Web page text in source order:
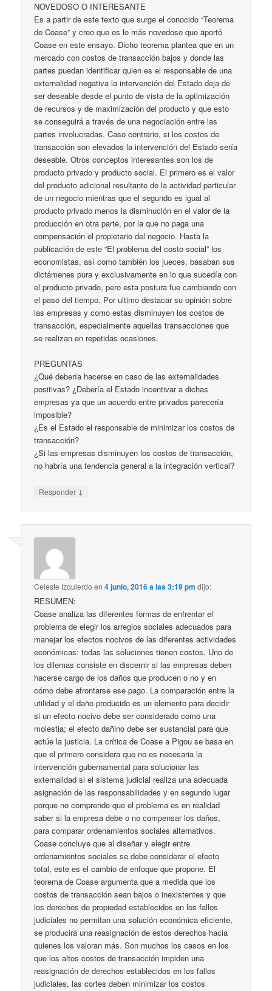
NOVEDOSO O INTERESANTE
Es a partir de este texto que surge el conocido “Teorema
de Coase” y creo que es lo más novedoso que aportó
Coase en este ensayo. Dicho teorema plantea que en un
mercado con costos de transacción bajos y donde las
partes puedan identificar quien es el responsable de una
externalidad negativa la intervención del Estado deja de
ser deseable desde el punto de vista de la optimización
de recursos y de maximización del producto y que esto
se conseguirá a través de una negociación entre las
partes involucradas. Caso contrario, si los costos de
transacción son elevados la intervención del Estado sería
deseable. Otros conceptos interesantes son los de
producto privado y producto social. El primero es el valor
del producto adicional resultante de la actividad particular
de un negocio mientras que el segundo es igual al
producto privado menos la disminución en el valor de la
producción en otra parte, por la que no paga una
compensación el propietario del negocio. Hasta la
publicación de este “El problema del costo social” los
economistas, así como también los jueces, basaban sus
dictámenes pura y exclusivamente en lo que sucedía con
el producto privado, pero esta postura fue cambiando con
el paso del tiempo. Por ultimo destacar su opinión sobre
las empresas y como estas disminuyen los costos de
transacción, especialmente aquellas transacciones que
se realizan en repetidas ocasiones.
PREGUNTAS
¿Qué debería hacerse en caso de las externalidades
positivas? ¿Debería el Estado incentivar a dichas
empresas ya que un acuerdo entre privados parecería
imposible?
¿Es el Estado el responsable de minimizar los costos de
transacción?
¿Si las empresas disminuyen los costos de transacción,
no habría una tendencia general a la integración vertical?
Responder ↓
Celeste Izquierdo en4 junio, 2016 a las 3:19 pm dijo:
RESUMEN:
Coase analiza las diferentes formas de enfrentar el
problema de elegir los arreglos sociales adecuados para
manejar los efectos nocivos de las diferentes actividades
económicas: todas las soluciones tienen costos. Uno de
los dilemas consiste en discernir si las empresas deben
hacerse cargo de los daños que producen o no y en
cómo debe afrontarse ese pago. La comparación entre la
utilidad y el daño producido es un elemento para decidir
si un efecto nocivo debe ser considerado como una
molestia; el efecto dañino debe ser sustancial para que
actúe la justicia. La crítica de Coase a Pigou se basa en
que el primero considera que no es necesaria la
intervención gubernamental para solucionar las
externalidad si el sistema judicial realiza una adecuada
asignación de las responsabilidades y en segundo lugar
porque no comprende que el problema es en realidad
saber si la empresa debe o no compensar los daños,
para comparar ordenamientos sociales alternativos.
Coase concluye que al diseñar y elegir entre
ordenamientos sociales se debe considerar el efecto
total, este es el cambio de enfoque que propone. El
teorema de Coase argumenta que a medida que los
costos de transacción sean bajos o inexistentes y que
los derechos de propiedad establecidos en los fallos
judiciales no permitan una solución económica eficiente,
se producirá una reasignación de estos derechos hacia
quienes los valoran más. Son muchos los casos en los
que los altos costos de transacción impiden una
reasignación de derechos establecidos en los fallos
judiciales, las cortes deben minimizar los costos